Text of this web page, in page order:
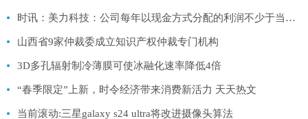
时讯：美力科技：公司每年以现金方式分配的利润不少于当年度实现的可分配利润的20%
山西省9家仲裁委成立知识产权仲裁专门机构
3D多孔辐射制冷薄膜可使冰融化速率降低4倍
“春季限定”上新，时令经济带来消费新活力 天天热文
当前滚动:三星galaxy s24 ultra将改进摄像头算法